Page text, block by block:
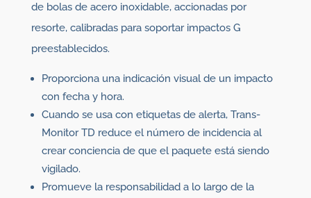
de bolas de acero inoxidable, accionadas por
resorte, calibradas para soportar impactos G
preestablecidos.
Proporciona una indicación visual de un impacto
con fecha y hora.
Cuando se usa con etiquetas de alerta, Trans-
Monitor TD reduce el número de incidencia al
crear conciencia de que el paquete está siendo
vigilado.
Promueve la responsabilidad a lo largo de la